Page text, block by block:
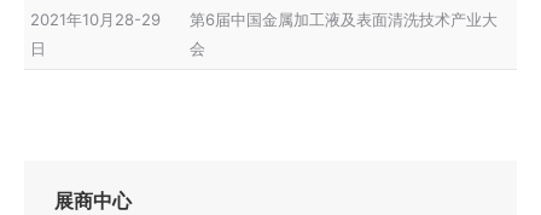
2021年10月28-29
日
第6届中国金属加工液及表面清洗技术产业大
会
展商中心